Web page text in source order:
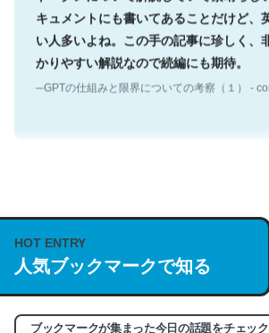
キュメントにも書いてあることだけど、
い人多いよね。この手の記事に珍しく、
かりやすい解説なので続編にも期待。
説してる記事が少ないので貴重な良記事
https://isobe324649.hatenablog.com/
/064121
─GPTの仕組みと限界についての考察（１） -
HOT ENTRY
人気ブックマークで知る
ブックマークが集まった今日の話題をチェック